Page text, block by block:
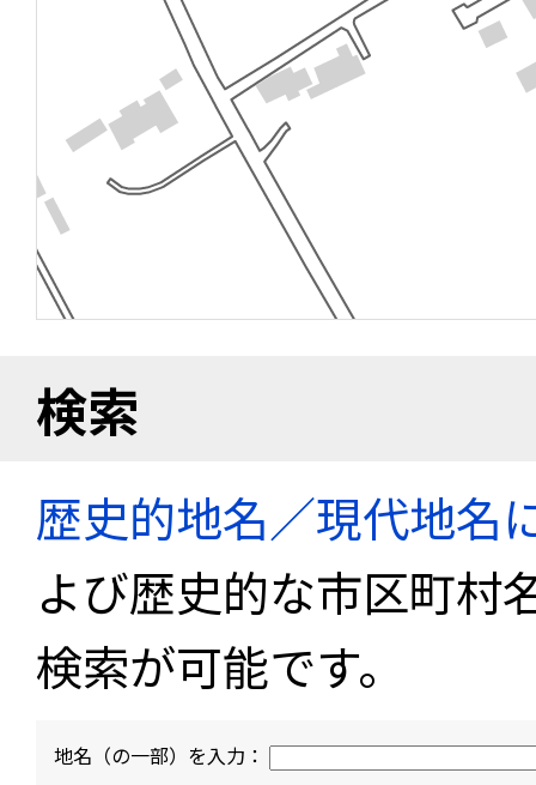
検索
歴史的地名／現代地名
よび歴史的な市区町村
検索が可能です。
地名（の一部）を入力：